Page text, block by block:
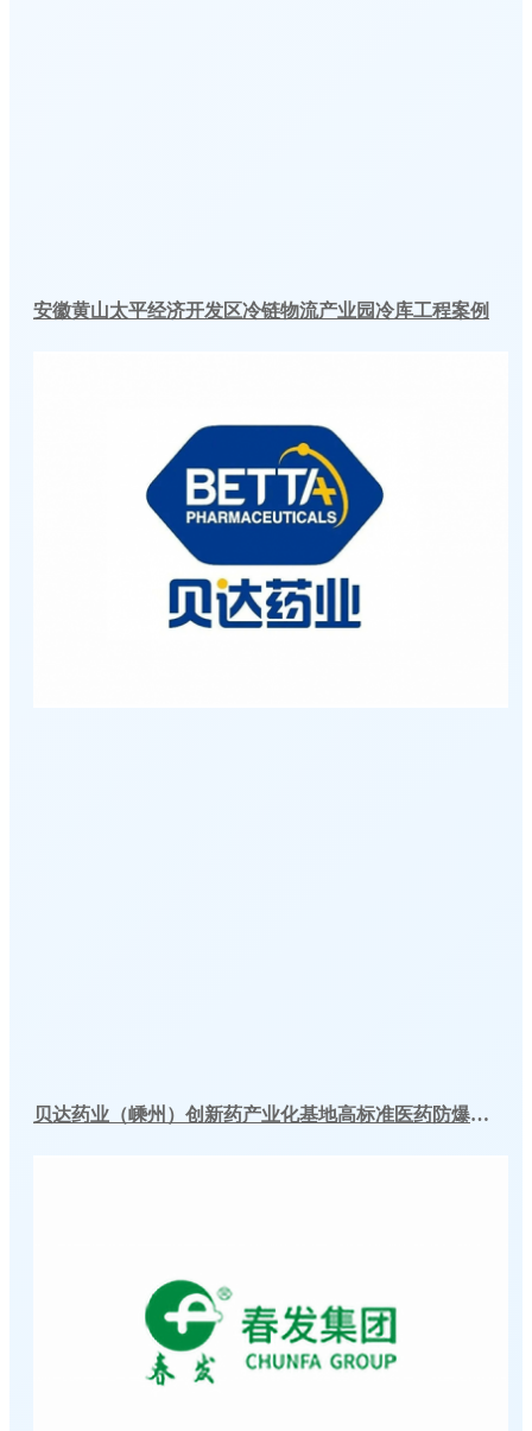
安徽黄山太平经济开发区冷链物流产业园冷库工程案例
贝达药业（嵊州）创新药产业化基地高标准医药防爆冷库建造工程案例